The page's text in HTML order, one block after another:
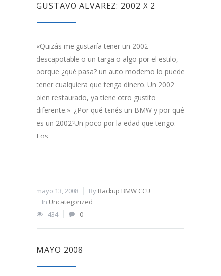
GUSTAVO ALVAREZ: 2002 X 2
«Quizás me gustaría tener un 2002
descapotable o un targa o algo por el estilo,
porque ¿qué pasa? un auto moderno lo puede
tener cualquiera que tenga dinero. Un 2002
bien restaurado, ya tiene otro gustito
diferente.» ¿Por qué tenés un BMW y por qué
es un 2002?Un poco por la edad que tengo.
Los
mayo 13, 2008 By Backup BMW CCU
In Uncategorized
434
0
MAYO 2008